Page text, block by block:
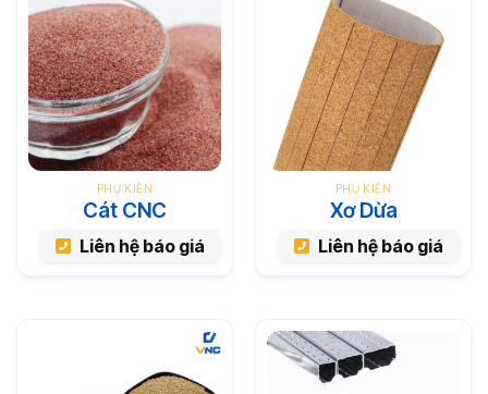
PHỤ KIỆN
Cát CNC
Liên hệ báo giá
PHỤ KIỆN
Xơ Dừa
Liên hệ báo giá